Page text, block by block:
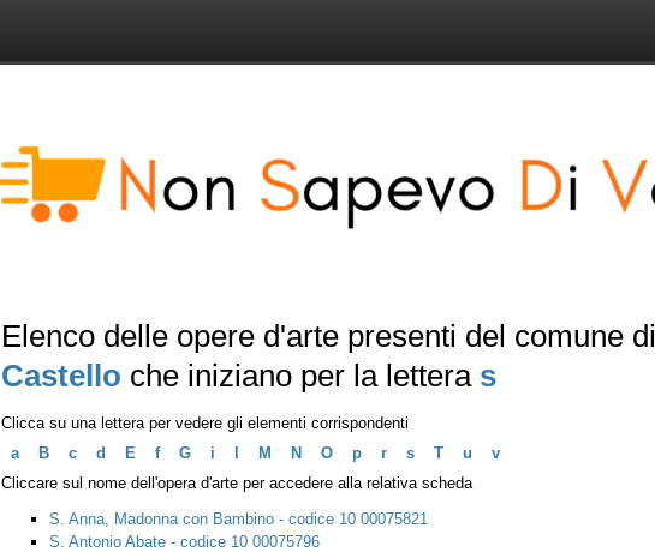
Elenco delle opere d'arte presenti del comune di
Castello che iniziano per la lettera s
Clicca su una lettera per vedere gli elementi corrispondenti
a
B c d E f G i M N O p r s T u
v
Cliccare sul nome dell'opera d'arte per accedere alla relativa scheda
S. Anna, Madonna con Bambino - codice 10 00075821
S. Antonio Abate - codice 10 00075796